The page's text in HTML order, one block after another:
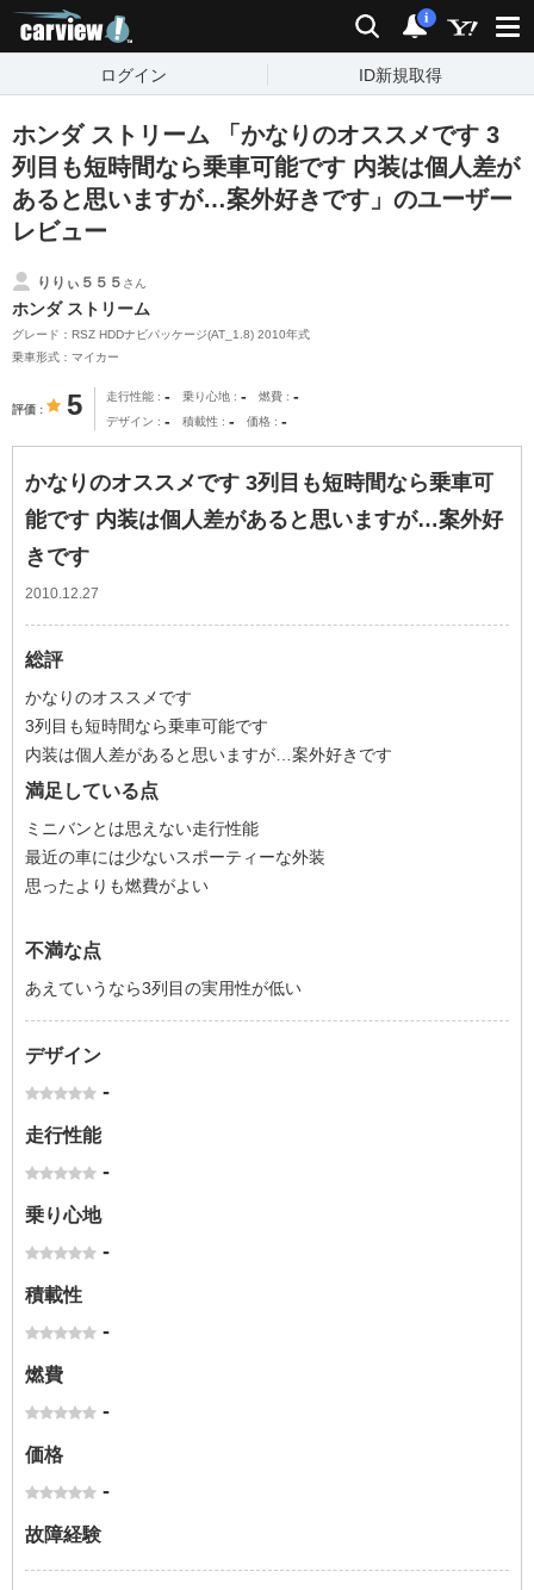
検索 通知
i
ログイン ID新規取得
ホンダ ストリーム 「かなりのオススメです 3
列目も短時間なら乗車可能です 内装は個人差が
あると思いますが…案外好きです」のユーザー
レビュー
りりぃ５５５ さん
ホンダ ストリーム
グレード：RSZ HDDナビパッケージ(AT_1.8) 2010年式
乗車形式：マイカー
評価 5 走行性能 - 乗り心地 - 燃費 -
デザイン - 積載性 - 価格 -
かなりのオススメです 3列目も短時間なら乗車可
能です 内装は個人差があると思いますが…案外好
きです
2010.12.27
総評
かなりのオススメです
3列目も短時間なら乗車可能です
内装は個人差があると思いますが…案外好きです
満足している点
ミニバンとは思えない走行性能
最近の車には少ないスポーティーな外装
思ったよりも燃費がよい
不満な点
あえていうなら3列目の実用性が低い
デザイン
-
走行性能
-
乗り心地
-
積載性
-
燃費
-
価格
-
故障経験